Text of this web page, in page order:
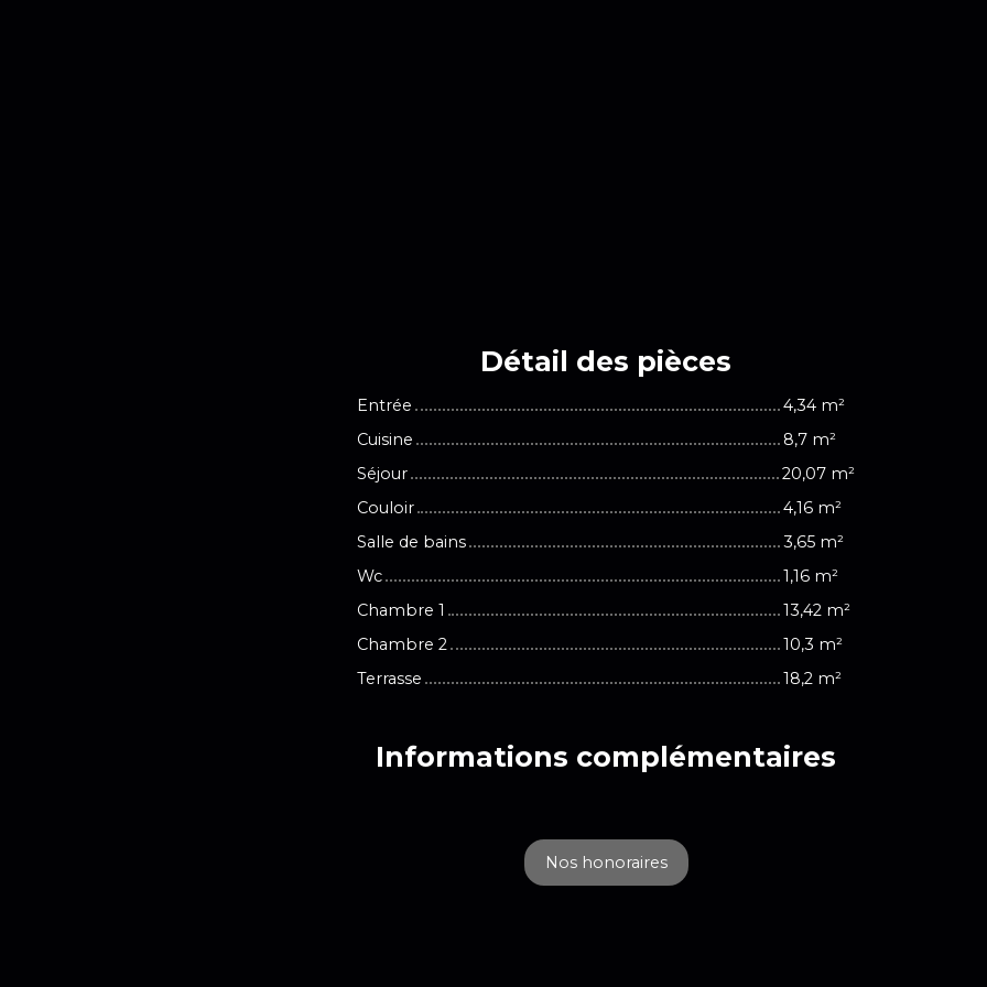
Détail des pièces
Entrée
4,34 m²
Cuisine
8,7 m²
Séjour
20,07 m²
Couloir
4,16 m²
Salle de bains
3,65 m²
Wc
1,16 m²
Chambre 1
13,42 m²
Chambre 2
10,3 m²
Terrasse
18,2 m²
Informations complémentaires
Nos honoraires